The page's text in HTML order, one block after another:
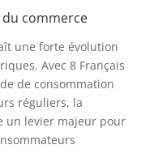
commerce
une forte évolution
Avec 8 Français
de consommation
réguliers, la
un levier majeur pour